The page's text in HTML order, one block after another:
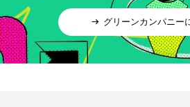
グリーンカンパニー